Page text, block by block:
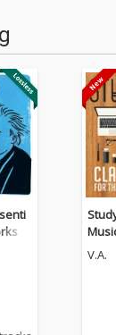
d
V.A.